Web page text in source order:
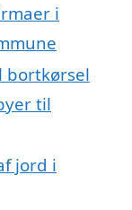
i
bortkørsel
til
jord i